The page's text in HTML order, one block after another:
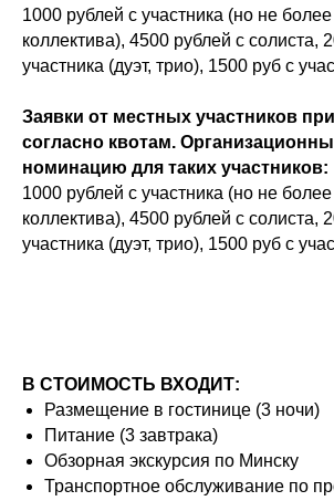
1000 рублей с участника (но не
коллектива), 4500 рублей с солиста,
участника (дуэт, трио), 1500 руб с
Заявки от местных участников
согласно квотам.
номинацию для таких участников:
1000 рублей с участника (но не
коллектива), 4500 рублей с солиста,
участника (дуэт, трио), 1500 руб с
В СТОИМОСТЬ ВХОДИТ:
Размещение в гостинице (3 ночи)
Питание (3 завтрака)
Обзорная экскурсия по Минску
Транспортное обслуживание по